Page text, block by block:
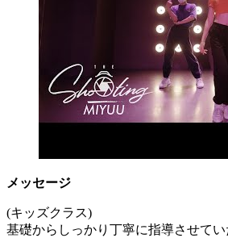
メッセージ
(キッズクラス)
基礎からしっかり丁寧に指導させて